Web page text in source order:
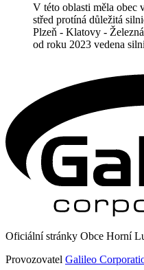
V této oblasti měla obec
střed protíná důležitá
Plzeň - Klatovy -
od roku 2023 vedena
Oficiální stránky Obce Horní
Provozovatel Galileo